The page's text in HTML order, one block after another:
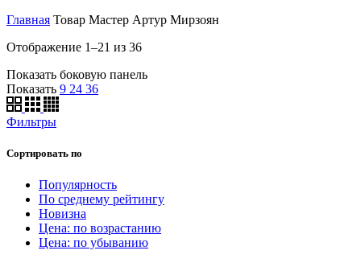
Главная Товар Мастер Артур Мирзоян
Отображение 1–21 из 36
Показать боковую панель
Показать 9 24 36
Фильтры
Сортировать по
Популярность
По среднему рейтингу
Новизна
Цена: по возрастанию
Цена: по убыванию